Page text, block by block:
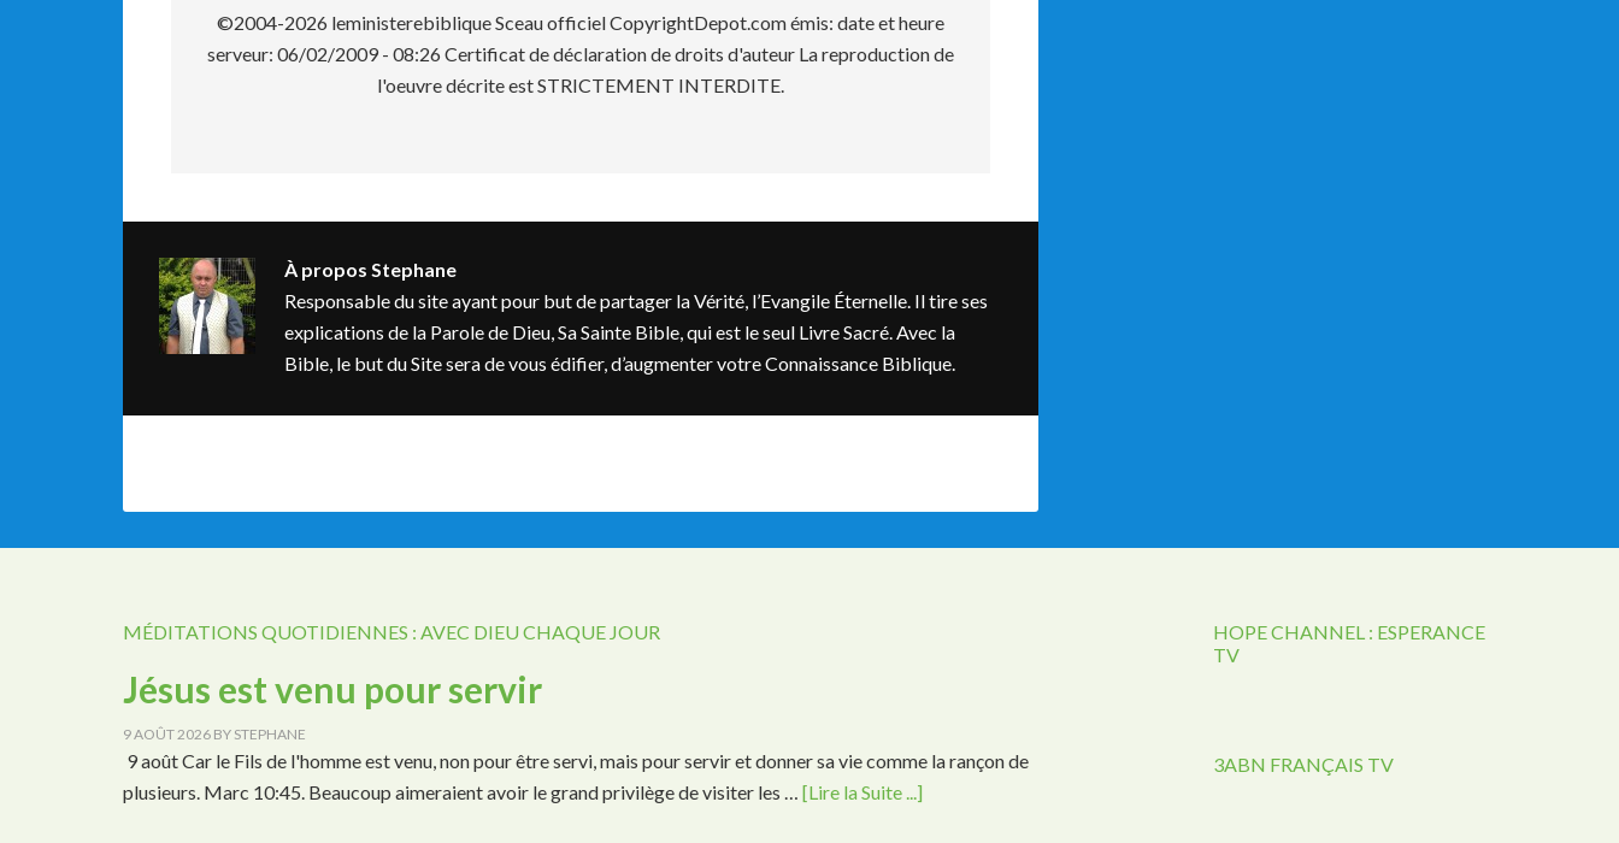
©2004-2026 leministerebiblique Sceau officiel CopyrightDepot.com émis: date et heure
serveur: 06/02/2009 - 08:26 Certificat de déclaration de droits d'auteur La reproduction de
l'oeuvre décrite est STRICTEMENT INTERDITE.
À propos Stephane
Responsable du site ayant pour but de partager la Vérité, l’Evangile Éternelle. Il tire ses
explications de la Parole de Dieu, Sa Sainte Bible, qui est le seul Livre Sacré. Avec la
Bible, le but du Site sera de vous édifier, d’augmenter votre Connaissance Biblique.
MÉDITATIONS QUOTIDIENNES : AVEC DIEU CHAQUE JOUR
Jésus est venu pour servir
9 AOÛT 2026 BY STEPHANE
9 août Car le Fils de l'homme est venu, non pour être servi, mais pour servir et donner sa vie comme la rançon de
plusieurs. Marc 10:45. Beaucoup aimeraient avoir le grand privilège de visiter les … [Lire la Suite ...]
HOPE CHANNEL : ESPERANCE
TV
3ABN FRANÇAIS TV